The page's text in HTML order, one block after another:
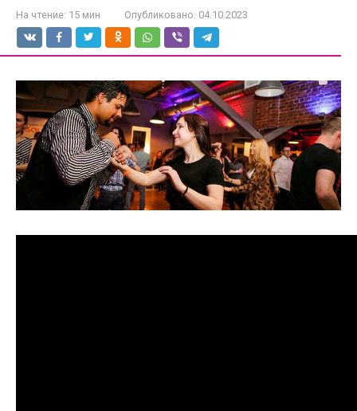
На чтение: 15 мин Опубликовано: 04.10.2023